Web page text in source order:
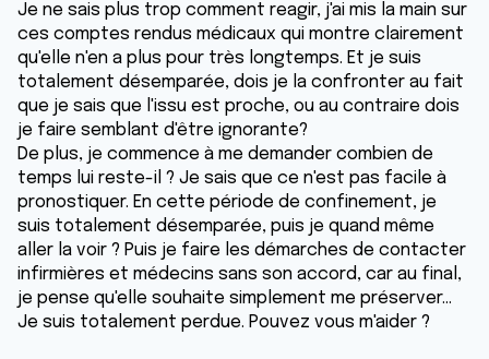
Je ne sais plus trop comment reagir, j'ai mis la main sur
ces comptes rendus médicaux qui montre clairement
qu'elle n'en a plus pour très longtemps. Et je suis
totalement désemparée, dois je la confronter au fait
que je sais que l'issu est proche, ou au contraire dois
je faire semblant d'être ignorante?
De plus, je commence à me demander combien de
temps lui reste-il ? Je sais que ce n'est pas facile à
pronostiquer. En cette période de confinement, je
suis totalement désemparée, puis je quand même
aller la voir ? Puis je faire les démarches de contacter
infirmières et médecins sans son accord, car au final,
je pense qu'elle souhaite simplement me préserver...
Je suis totalement perdue. Pouvez vous m'aider ?